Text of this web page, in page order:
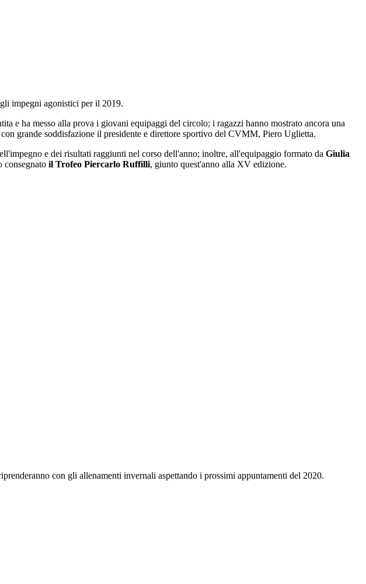
impegni agonistici per il 2019.
e ha messo alla prova i giovani equipaggi del circolo; i ragazzi hanno mostrato ancora una
grande soddisfazione il presidente e direttore sportivo del CVMM, Piero Uglietta.
e dei risultati raggiunti nel corso dell'anno; inoltre, all'equipaggio formato da Giulia
consegnato il Trofeo Piercarlo Ruffilli, giunto quest'anno alla XV edizione.
con gli allenamenti invernali aspettando i prossimi appuntamenti del 2020.